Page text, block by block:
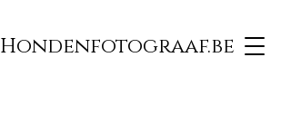
Hondenfotograaf.be